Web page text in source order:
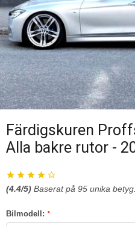
Färdigskuren
Alla bakre rutor -
(4.4/5) Baserat på 95 unika betyg.
Bilmodell: *